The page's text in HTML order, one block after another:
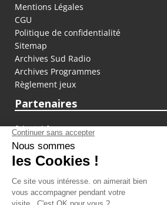
Mentions Légales
CGU
Politique de confidentialité
Sitemap
Archives Sud Radio
Archives Programmes
Règlement jeux
Partenaires
fiducial.fr
lyoncapitale.fr
olympique-et-lyonnais.com
L'application Iphone / Android